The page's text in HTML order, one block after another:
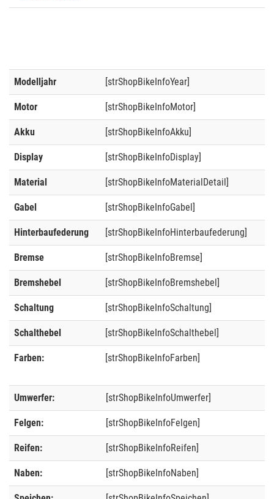
Modelljahr [strShopBikeInfoYear]
Motor [strShopBikeInfoMotor]
Akku [strShopBikeInfoAkku]
Display [strShopBikeInfoDisplay]
Material [strShopBikeInfoMaterialDetail]
Gabel [strShopBikeInfoGabel]
Hinterbaufederung [strShopBikeInfoHinterbaufederung]
Bremse [strShopBikeInfoBremse]
Bremshebel [strShopBikeInfoBremshebel]
Schaltung [strShopBikeInfoSchaltung]
Schalthebel [strShopBikeInfoSchalthebel]
Farben: [strShopBikeInfoFarben]
Umwerfer: [strShopBikeInfoUmwerfer]
Felgen: [strShopBikeInfoFelgen]
Reifen: [strShopBikeInfoReifen]
Naben: [strShopBikeInfoNaben]